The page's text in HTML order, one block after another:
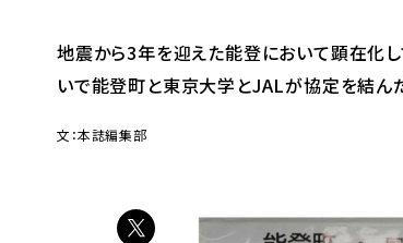
地震から3年を迎えた能登において顕在化
いで能登町と東京大学とJALが協定を結ん
文：本誌編集部